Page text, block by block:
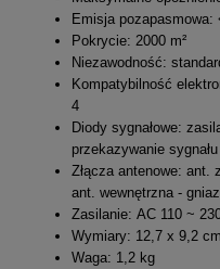
Emisja pozapasmowa:
Pokrycie: 2000 m²
Niezawodność:
Kompatybilność
4
Diody sygnałowe:
przekazywanie
Złącza antenowe: ant.
ant. wewnętrzna -
Zasilanie: AC 110 ~
Wymiary: 12,7 x 9,2 cm
Waga: 1,2 kg